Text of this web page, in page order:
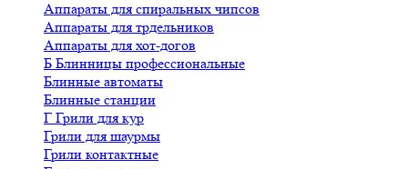
Аппараты для спиральных чипсов
Аппараты для трдельников
Аппараты для хот-догов
Б Блинницы профессиональные
Блинные автоматы
Блинные станции
Г Грили для кур
Грили для шаурмы
Грили контактные